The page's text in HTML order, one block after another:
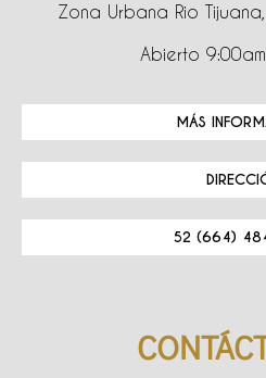
Zona Urbana Rio
Abierto
MÁS
52 (664)